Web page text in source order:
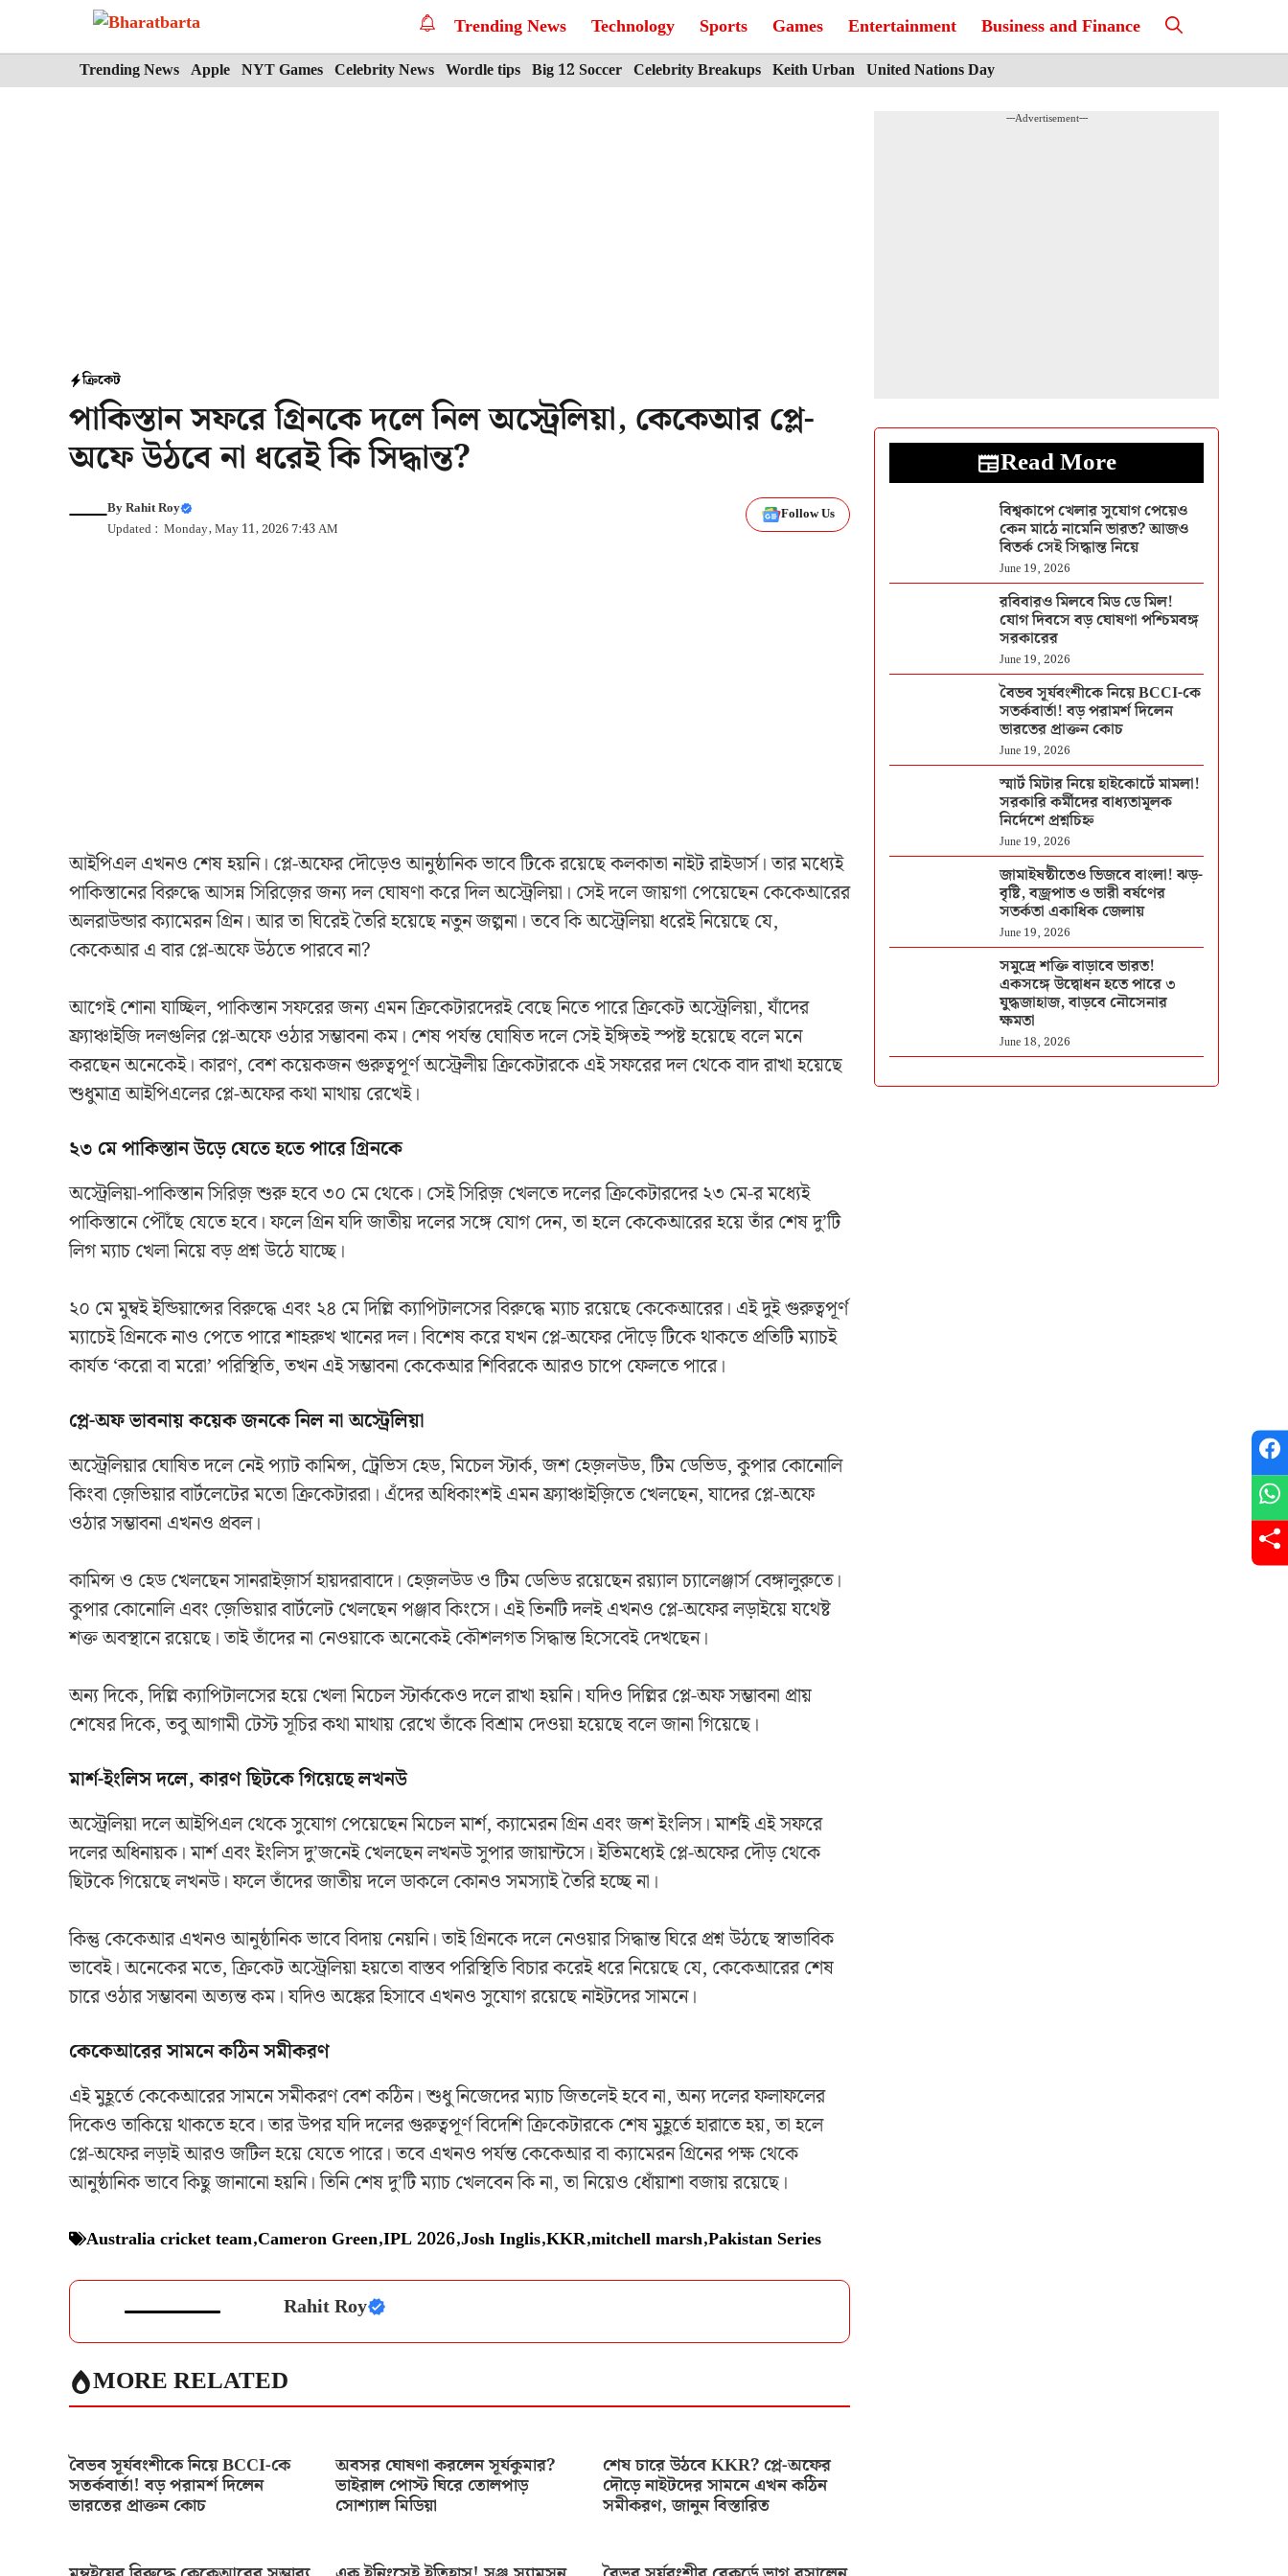
Trending News Technology Sports Games Entertainment Business and Finance
Trending News Apple NYT Games Celebrity News Wordle tips Big 12 Soccer Celebrity Breakups Keith Urban United Nations Day
ক্রিকেট
পাকিস্তান সফরে গ্রিনকে দলে নিল অস্ট্রেলিয়া, কেকেআর প্লে-
অফে উঠবে না ধরেই কি সিদ্ধান্ত?
ByRahit Roy
Updated : Monday, May 11, 2026 7:43 AM
Follow Us
আইপিএল এখনও শেষ হয়নি। প্লে-অফের দৌড়েও আনুষ্ঠানিক ভাবে টিকে রয়েছে কলকাতা নাইট রাইডার্স। তার মধ্যেই
পাকিস্তানের বিরুদ্ধে আসন্ন সিরিজ়ের জন্য দল ঘোষণা করে দিল অস্ট্রেলিয়া। সেই দলে জায়গা পেয়েছেন কেকেআরের
অলরাউন্ডার ক্যামেরন গ্রিন। আর তা ঘিরেই তৈরি হয়েছে নতুন জল্পনা। তবে কি অস্ট্রেলিয়া ধরেই নিয়েছে যে,
কেকেআর এ বার প্লে-অফে উঠতে পারবে না?
আগেই শোনা যাচ্ছিল, পাকিস্তান সফরের জন্য এমন ক্রিকেটারদেরই বেছে নিতে পারে ক্রিকেট অস্ট্রেলিয়া, যাঁদের
ফ্র্যাঞ্চাইজি দলগুলির প্লে-অফে ওঠার সম্ভাবনা কম। শেষ পর্যন্ত ঘোষিত দলে সেই ইঙ্গিতই স্পষ্ট হয়েছে বলে মনে
করছেন অনেকেই। কারণ, বেশ কয়েকজন গুরুত্বপূর্ণ অস্ট্রেলীয় ক্রিকেটারকে এই সফরের দল থেকে বাদ রাখা হয়েছে
শুধুমাত্র আইপিএলের প্লে-অফের কথা মাথায় রেখেই।
২৩ মে পাকিস্তান উড়ে যেতে হতে পারে গ্রিনকে
অস্ট্রেলিয়া-পাকিস্তান সিরিজ় শুরু হবে ৩০ মে থেকে। সেই সিরিজ় খেলতে দলের ক্রিকেটারদের ২৩ মে-র মধ্যেই
পাকিস্তানে পৌঁছে যেতে হবে। ফলে গ্রিন যদি জাতীয় দলের সঙ্গে যোগ দেন, তা হলে কেকেআরের হয়ে তাঁর শেষ দু’টি
লিগ ম্যাচ খেলা নিয়ে বড় প্রশ্ন উঠে যাচ্ছে।
২০ মে মুম্বই ইন্ডিয়ান্সের বিরুদ্ধে এবং ২৪ মে দিল্লি ক্যাপিটালসের বিরুদ্ধে ম্যাচ রয়েছে কেকেআরের। এই দুই গুরুত্বপূর্ণ
ম্যাচেই গ্রিনকে নাও পেতে পারে শাহরুখ খানের দল। বিশেষ করে যখন প্লে-অফের দৌড়ে টিকে থাকতে প্রতিটি ম্যাচই
কার্যত ‘করো বা মরো’ পরিস্থিতি, তখন এই সম্ভাবনা কেকেআর শিবিরকে আরও চাপে ফেলতে পারে।
প্লে-অফ ভাবনায় কয়েক জনকে নিল না অস্ট্রেলিয়া
অস্ট্রেলিয়ার ঘোষিত দলে নেই প্যাট কামিন্স, ট্রেভিস হেড, মিচেল স্টার্ক, জশ হেজ়লউড, টিম ডেভিড, কুপার কোনোলি
কিংবা জ়েভিয়ার বার্টলেটের মতো ক্রিকেটাররা। এঁদের অধিকাংশই এমন ফ্র্যাঞ্চাইজ়িতে খেলছেন, যাদের প্লে-অফে
ওঠার সম্ভাবনা এখনও প্রবল।
কামিন্স ও হেড খেলছেন সানরাইজ়ার্স হায়দরাবাদে। হেজ়লউড ও টিম ডেভিড রয়েছেন রয়্যাল চ্যালেঞ্জার্স বেঙ্গালুরুতে।
কুপার কোনোলি এবং জ়েভিয়ার বার্টলেট খেলছেন পঞ্জাব কিংসে। এই তিনটি দলই এখনও প্লে-অফের লড়াইয়ে যথেষ্ট
শক্ত অবস্থানে রয়েছে। তাই তাঁদের না নেওয়াকে অনেকেই কৌশলগত সিদ্ধান্ত হিসেবেই দেখছেন।
অন্য দিকে, দিল্লি ক্যাপিটালসের হয়ে খেলা মিচেল স্টার্ককেও দলে রাখা হয়নি। যদিও দিল্লির প্লে-অফ সম্ভাবনা প্রায়
শেষের দিকে, তবু আগামী টেস্ট সূচির কথা মাথায় রেখে তাঁকে বিশ্রাম দেওয়া হয়েছে বলে জানা গিয়েছে।
মার্শ-ইংলিস দলে, কারণ ছিটকে গিয়েছে লখনউ
অস্ট্রেলিয়া দলে আইপিএল থেকে সুযোগ পেয়েছেন মিচেল মার্শ, ক্যামেরন গ্রিন এবং জশ ইংলিস। মার্শই এই সফরে
দলের অধিনায়ক। মার্শ এবং ইংলিস দু’জনেই খেলছেন লখনউ সুপার জায়ান্টসে। ইতিমধ্যেই প্লে-অফের দৌড় থেকে
ছিটকে গিয়েছে লখনউ। ফলে তাঁদের জাতীয় দলে ডাকলে কোনও সমস্যাই তৈরি হচ্ছে না।
কিন্তু কেকেআর এখনও আনুষ্ঠানিক ভাবে বিদায় নেয়নি। তাই গ্রিনকে দলে নেওয়ার সিদ্ধান্ত ঘিরে প্রশ্ন উঠছে স্বাভাবিক
ভাবেই। অনেকের মতে, ক্রিকেট অস্ট্রেলিয়া হয়তো বাস্তব পরিস্থিতি বিচার করেই ধরে নিয়েছে যে, কেকেআরের শেষ
চারে ওঠার সম্ভাবনা অত্যন্ত কম। যদিও অঙ্কের হিসাবে এখনও সুযোগ রয়েছে নাইটদের সামনে।
কেকেআরের সামনে কঠিন সমীকরণ
এই মুহূর্তে কেকেআরের সামনে সমীকরণ বেশ কঠিন। শুধু নিজেদের ম্যাচ জিতলেই হবে না, অন্য দলের ফলাফলের
দিকেও তাকিয়ে থাকতে হবে। তার উপর যদি দলের গুরুত্বপূর্ণ বিদেশি ক্রিকেটারকে শেষ মুহূর্তে হারাতে হয়, তা হলে
প্লে-অফের লড়াই আরও জটিল হয়ে যেতে পারে। তবে এখনও পর্যন্ত কেকেআর বা ক্যামেরন গ্রিনের পক্ষ থেকে
আনুষ্ঠানিক ভাবে কিছু জানানো হয়নি। তিনি শেষ দু’টি ম্যাচ খেলবেন কি না, তা নিয়েও ধোঁয়াশা বজায় রয়েছে।
Australia cricket team,Cameron Green,IPL 2026,Josh Inglis,KKR,mitchell marsh,Pakistan Series
Rahit Roy
MORE RELATED
বৈভব সূর্যবংশীকে নিয়ে BCCI-কে
সতর্কবার্তা! বড় পরামর্শ দিলেন
ভারতের প্রাক্তন কোচ
অবসর ঘোষণা করলেন সূর্যকুমার?
ভাইরাল পোস্ট ঘিরে তোলপাড়
সোশ্যাল মিডিয়া
শেষ চারে উঠবে KKR? প্লে-অফের
দৌড়ে নাইটদের সামনে এখন কঠিন
সমীকরণ, জানুন বিস্তারিত
---Advertisement---
Read More
বিশ্বকাপে খেলার সুযোগ পেয়েও
কেন মাঠে নামেনি ভারত? আজও
বিতর্ক সেই সিদ্ধান্ত নিয়ে
June 19, 2026
রবিবারও মিলবে মিড ডে মিল!
যোগ দিবসে বড় ঘোষণা পশ্চিমবঙ্গ
সরকারের
June 19, 2026
বৈভব সূর্যবংশীকে নিয়ে BCCI-কে
সতর্কবার্তা! বড় পরামর্শ দিলেন
ভারতের প্রাক্তন কোচ
June 19, 2026
স্মার্ট মিটার নিয়ে হাইকোর্টে মামলা!
সরকারি কর্মীদের বাধ্যতামূলক
নির্দেশে প্রশ্নচিহ্ন
June 19, 2026
জামাইষষ্ঠীতেও ভিজবে বাংলা! ঝড়-
বৃষ্টি, বজ্রপাত ও ভারী বর্ষণের
সতর্কতা একাধিক জেলায়
June 19, 2026
সমুদ্রে শক্তি বাড়াবে ভারত!
একসঙ্গে উদ্বোধন হতে পারে ৩
যুদ্ধজাহাজ, বাড়বে নৌসেনার
ক্ষমতা
June 18, 2026